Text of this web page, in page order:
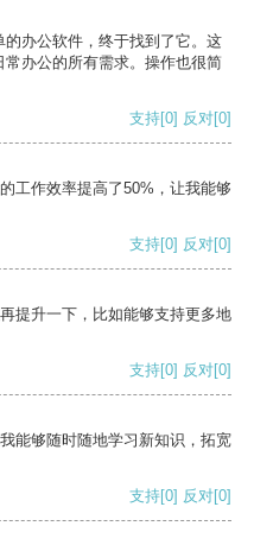
办公软件，终于找到了它。这
办公的所有需求。操作也很简
支持[0] 反对[0]
工作效率提高了50%，让我能够
支持[0] 反对[0]
提升一下，比如能够支持更多地
支持[0] 反对[0]
能够随时随地学习新知识，拓宽
支持[0] 反对[0]